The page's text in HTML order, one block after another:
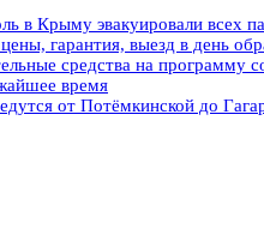
Крыму эвакуировали всех
гарантия, выезд в день
средства на программу
время
от Потёмкинской до